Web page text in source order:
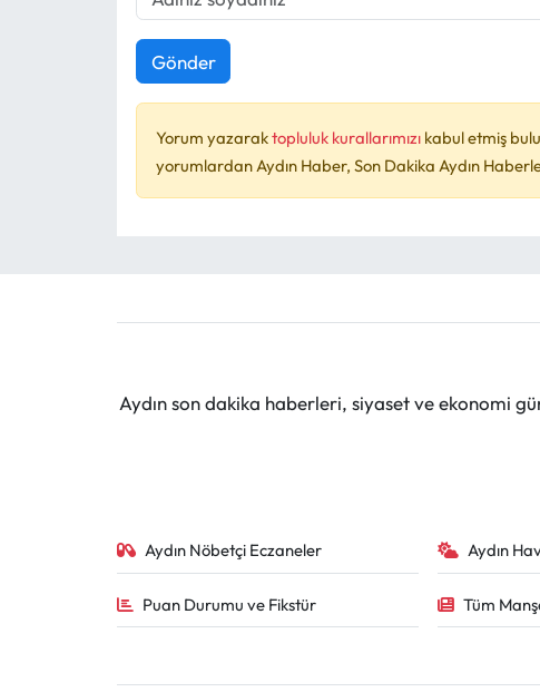
Gönder
Yorum yazaraktopluluk kurallarımızı kabul etmiş
yorumlardan Aydın Haber, Son Dakika Aydın
Aydın son dakika haberleri, siyaset ve ekonomi
Aydın Nöbetçi Eczaneler Aydın
Puan Durumu ve Fikstür Tüm